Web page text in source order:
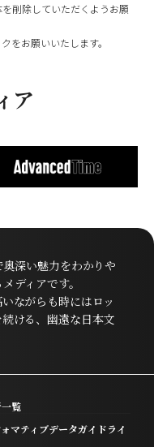
削除していただくようお願
をお願いいたします。
ア
深い魅力をわかりや
ディアです。
ながらも時にはロッ
ける、幽遠な日本文
覧
マティブデータガイドライ